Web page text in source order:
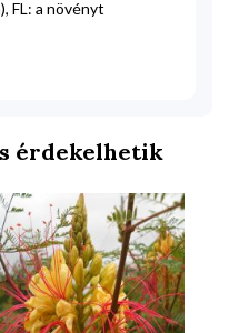
FL: a növényt
érdekelhetik